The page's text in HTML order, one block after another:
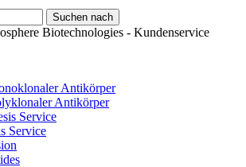
Biotechnologies - Kundenservice
Antikörper
Antikörper
Service
Service